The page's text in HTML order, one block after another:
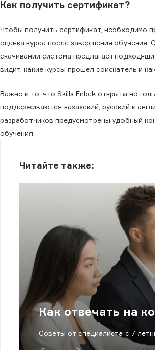
Как получить сертификат?
Чтобы получить сертификат, необходимо
оценка курса после завершения обучения.
скачивании система предлагает
видит, какие курсы прошел соискатель и
Важно и то, что Skills Enbek открыта не
поддерживаются казахский, русский и
разработчиков предусмотрены удобный
обучения.
Читайте также:
Как отвечать на
Советы от специалиста с 7-